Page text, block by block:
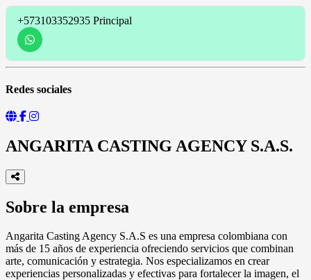
+573103352935 Principal
Redes sociales
ANGARITA CASTING AGENCY S.A.S.
Sobre la empresa
Angarita Casting Agency S.A.S es una empresa colombiana con
más de 15 años de experiencia ofreciendo servicios que combinan
arte, comunicación y estrategia. Nos especializamos en crear
experiencias personalizadas y efectivas para fortalecer la imagen, el